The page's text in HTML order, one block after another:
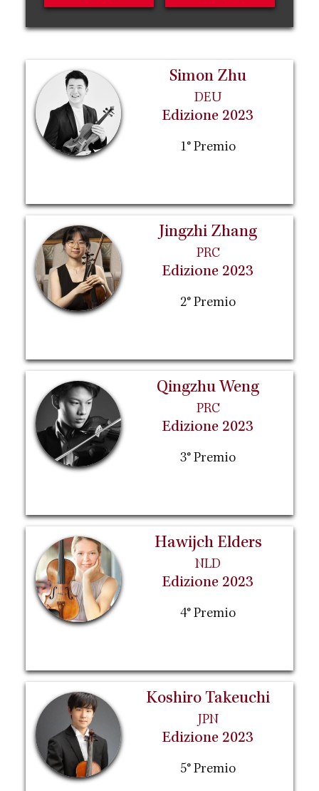
Simon Zhu
DEU
Edizione 2023
1° Premio
Jingzhi Zhang
PRC
Edizione 2023
2° Premio
Qingzhu Weng
PRC
Edizione 2023
3° Premio
Hawijch Elders
NLD
Edizione 2023
4° Premio
Koshiro Takeuchi
JPN
Edizione 2023
5° Premio